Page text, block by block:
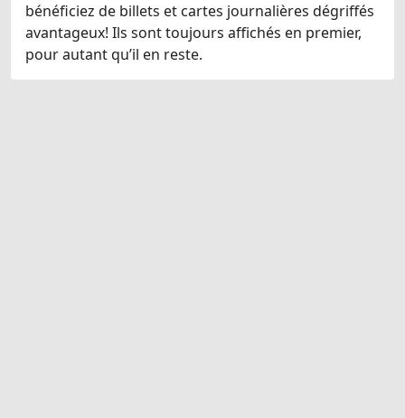
bénéficiez de billets et cartes journalières dégriffés
avantageux! Ils sont toujours affichés en premier,
pour autant qu’il en reste.